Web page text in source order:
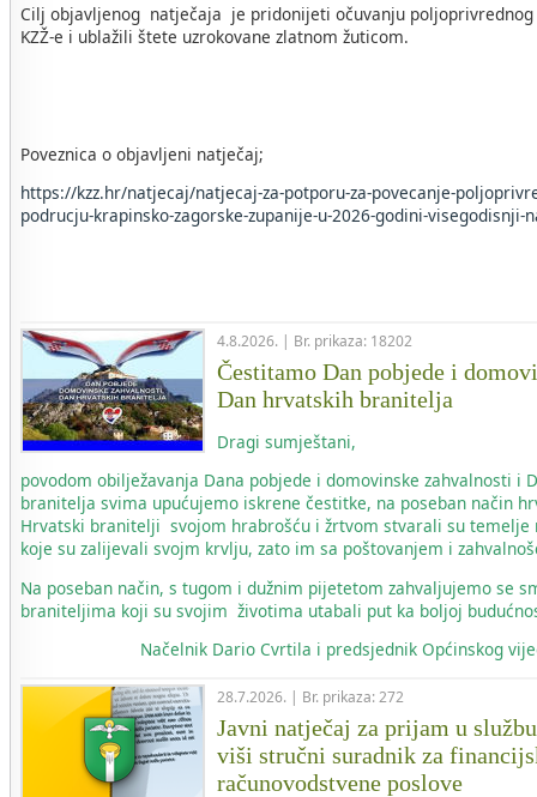
Cilj objavljenog natječaja je pridonijeti očuvanju
KZŽ-e i ublažili štete uzrokovane zlatnom žuticom.
Poveznica o objavljeni natječaj;
https://kzz.hr/natjecaj/natjecaj-za-potporu-za-povecanje-
podrucju-krapinsko-zagorske-zupanije-u-2026-godini-visegodisnji-
4.8.2026. | Br. prikaza: 18202
Čestitamo Dan pobjede i
Dan hrvatskih branitelja
Dragi sumještani,
povodom obilježavanja Dana pobjede i domovinske zahvalnosti i
branitelja svima upućujemo iskrene čestitke, na poseban način
Hrvatski branitelji svojom hrabrošću i žrtvom stvarali su temelje
koje su zalijevali svojm krvlju, zato im sa poštovanjem i
Na poseban način, s tugom i dužnim pijetetom zahvaljujemo se
braniteljima koji su svojim životima utabali put ka boljoj
Načelnik Dario Cvrtila i predsjednik Općinskog
28.7.2026. | Br. prikaza: 272
Javni natječaj za prijam u
viši stručni suradnik za
računovodstvene poslove